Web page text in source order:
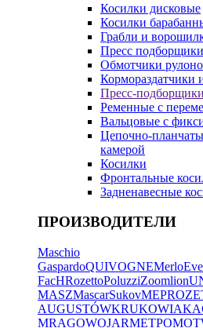
Косилки дисковые
Косилки
Грабли и
Пресс подборщики
Обмотчики
Кормораздатчики
Пресс-подборщики
Ременные с
Вальцовые с
Цепочно-
камерой
Косилки
Фронтальные
Задненавесные
ПРОИЗВОДИТЕЛИ
Maschio
GaspardoQUIVOGNEMerlo
FacHRozettoPoluzziZoomlion
MASZMascarSukov
AUGUSTÓWKRUKOWIAK
MRAGOWOJARMETPOMOT